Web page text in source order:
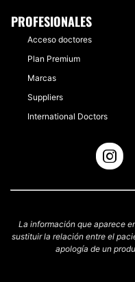
PROFESIONALES
Acceso doctores
Plan Premium
Marcas
Suppliers
International Doctors
La información que aparece
sustituir la relación entre el
apología de un